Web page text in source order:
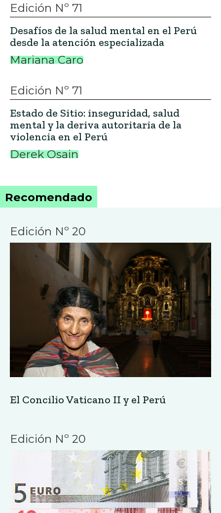
Edición Nº 71
Desafíos de la salud mental en el Perú
desde la atención especializada
Mariana Caro
Edición Nº 71
Estado de Sitio: inseguridad, salud
mental y la deriva autoritaria de la
violencia en el Perú
Derek Osain
Recomendado
Edición Nº 20
El Concilio Vaticano II y el Perú
Edición Nº 20